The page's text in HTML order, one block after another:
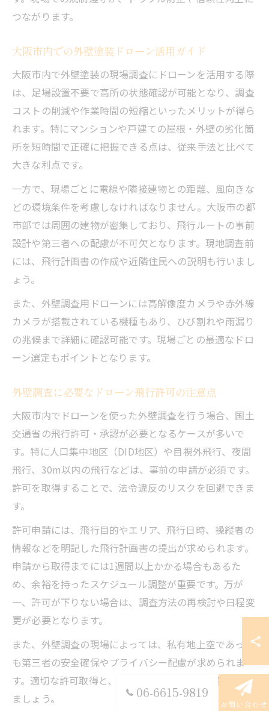
つながります。
大阪市内での外壁塗装ドローン活用ガイド
大阪市内で外壁塗装の現場調査にドローンを活用する際
は、足場設置不要で高所の状態確認が可能となり、調査
コストの削減や作業時間の短縮といったメリットが得ら
れます。特にマンションや戸建ての屋根・外壁の劣化箇
所を短時間で正確に把握できる点は、従来手法と比べて
大きな利点です。
一方で、現場ごとに電線や隣接建物との距離、風向きな
どの環境条件を考慮しなければなりません。大阪市の都
市部では周囲の建物が密集しており、飛行ルートの事前
設計や第三者への配慮が不可欠となります。現地調査前
には、飛行計画書の作成や近隣住民への説明も行いまし
ょう。
また、外壁調査用ドローンには高解像度カメラや赤外線
カメラが搭載されている機種もあり、ひび割れや雨漏り
の兆候まで詳細に確認可能です。現場ごとの最適なドロ
ーン選定もポイントとなります。
外壁調査に必要なドローン飛行許可の注意点
大阪市内でドローンを使った外壁調査を行う場合、国土
交通省の飛行許可・承認が必要となるケースが多いで
す。特に人口集中地区（DID地区）や目視外飛行、夜間
飛行、30m以内の飛行などは、事前の申請が必須です。
許可を取得することで、法令違反のリスクを回避できま
す。
許可申請には、飛行目的やエリア、飛行日時、操縦者の
情報などを明記した飛行計画書の提出が求められます。
申請から取得までには1週間以上かかる場合もあるた
め、余裕を持ったスケジュール調整が重要です。万が
一、許可が下りない場合は、調査方法の再検討や日程変
更が必要となります。
また、外壁調査の現場によっては、私有地上空であって
も第三者の安全確保やプライバシー配慮が求められま
す。適切な許可取得と、現場ごとのリスク管理を徹底し
ましょう。
06-6615-9819
お問い合わせ